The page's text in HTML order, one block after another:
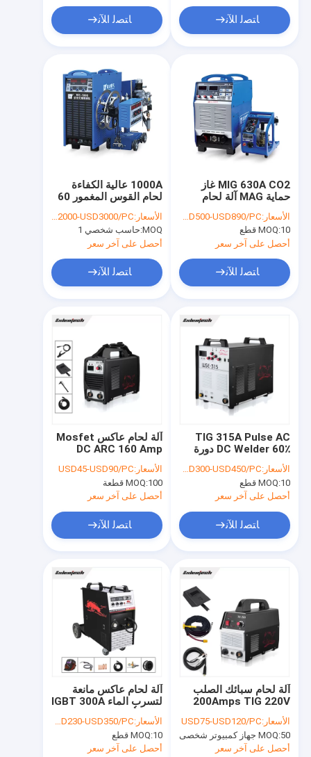
منزل
المنتجات
جولة في المعمل
ضبط الجودة
اتصل بنا
ماكينة لحام عاكس MMA
لحام العاكس MIG
ماكينة لحام TIG
ﺎﺘﺼﻟ ﺍﻶﻧ ﺎﺘﺼﻟ ﺍﻶﻧ
1000A عالية الكفاءة
لحام القوس المغمور 60
هرتز حماية الجهد الزائد
الأسعار:USD2000-USD3000/PC
MOQ: حاسب شخصي 1
أحصل على آخر سعر
ﺎﺘﺼﻟ ﺍﻶﻧ
MIG 630A CO2 غاز
حماية MAG آلة لحام
لسلك 1.2 مم 1.6 مم
الأسعار:USD500-USD890/PC
MOQ:10 قطع
أحصل على آخر سعر
ﺎﺘﺼﻟ ﺍﻶﻧ
آلة لحام عاكس Mosfet
DC ARC 160 Amp
الحالية
الأسعار:USD45-USD90/PC
MOQ:100 قطعة
أحصل على آخر سعر
ﺎﺘﺼﻟ ﺍﻶﻧ
TIG 315A Pulse AC
DC Welder 60٪ دورة
التشغيل على الحماية
الحالية
الأسعار:USD300-USD450/PC
MOQ:10 قطع
أحصل على آخر سعر
ﺎﺘﺼﻟ ﺍﻶﻧ
آلة لحام عاكس مانعة
لتسرب الماء IGBT 300A
كجم
الأسعار:USD230-USD350/PC
MOQ:10 قطع
أحصل على آخر سعر
آلة لحام سبائك الصلب
200Amps TIG 220V
ISO9001 المعتمدة
الأسعار:USD75-USD120/PC
MOQ:50 جهاز كمبيوتر شخصى
أحصل على آخر سعر